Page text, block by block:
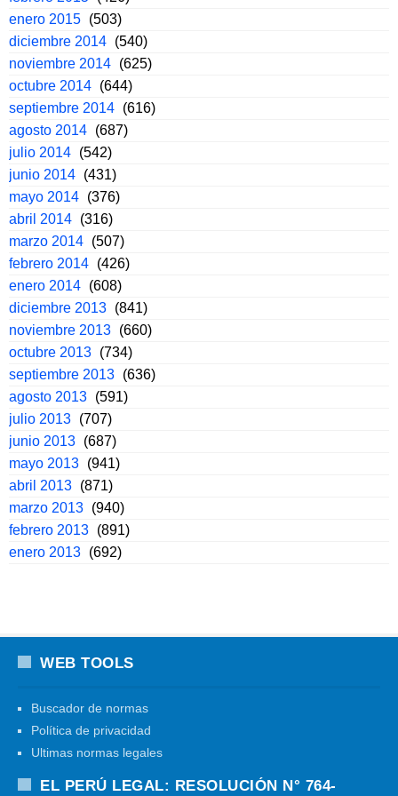
enero 2015 (503)
diciembre 2014 (540)
noviembre 2014 (625)
octubre 2014 (644)
septiembre 2014 (616)
agosto 2014 (687)
julio 2014 (542)
junio 2014 (431)
mayo 2014 (376)
abril 2014 (316)
marzo 2014 (507)
febrero 2014 (426)
enero 2014 (608)
diciembre 2013 (841)
noviembre 2013 (660)
octubre 2013 (734)
septiembre 2013 (636)
agosto 2013 (591)
julio 2013 (707)
junio 2013 (687)
mayo 2013 (941)
abril 2013 (871)
marzo 2013 (940)
febrero 2013 (891)
enero 2013 (692)
WEB TOOLS
Buscador de normas
Política de privacidad
Ultimas normas legales
EL PERÚ LEGAL: RESOLUCIÓN N° 764-